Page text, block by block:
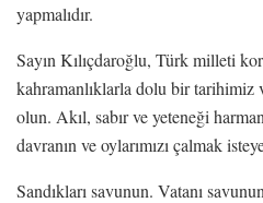
yapmalıdır.
Sayın Kılıçdaroğlu, Türk milleti
kahramanlıklarla dolu bir
olun. Akıl, sabır ve yeteneği
davranın ve oylarımızı çalmak
Sandıkları savunun. Vatanı